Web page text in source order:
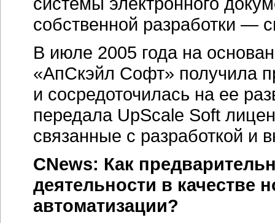
собственной разработки —
В июле 2005 года на
«АпСкэйл Софт» получила
и сосредоточилась на ее
передала UpScale Soft
связанные с разработкой и
CNews: Как
деятельности в качестве
автоматизации?